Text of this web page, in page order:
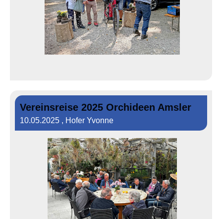
Vereinsreise 2025 Orchideen Amsler
10.05.2025 , Hofer Yvonne